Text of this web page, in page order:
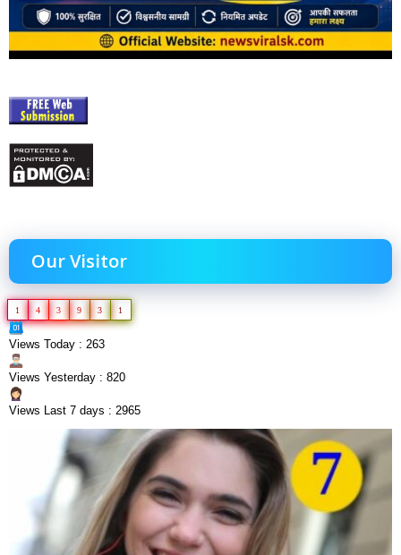
Our Visitor
1 4 3 9 3 1
Views Today : 263
Views Yesterday : 820
Views Last 7 days : 2965